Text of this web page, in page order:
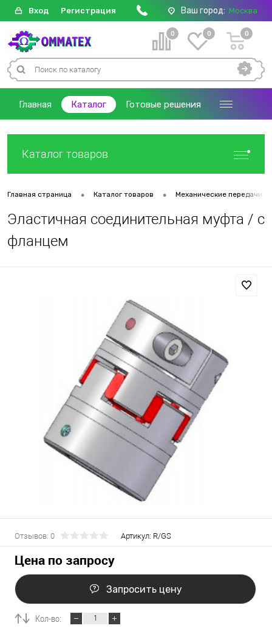
Вход Регистрация Ваш город: Москва
0 0 0
Главная Каталог Готовые решения
Каталог товаров
Главная страница • Каталог товаров • Механические передачи
Эластичная соединительная муфта / с
фланцем
Отзывов: 0 Артикул: R/GS
Цена по запросу
Запросить цену
Кол-во: